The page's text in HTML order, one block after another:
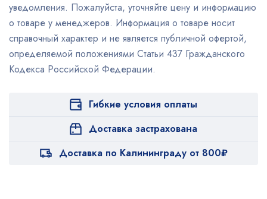
уведомления. Пожалуйста, уточняйте цену и информацию
о товаре у менеджеров. Информация о товаре носит
справочный характер и не является публичной офертой,
определяемой положениями Статьи 437 Гражданского
Кодекса Российской Федерации.
Гибкие условия оплаты
Доставка застрахована
Доставка по Калининграду от 800₽